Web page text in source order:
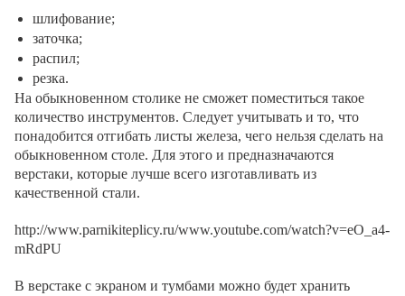
шлифование;
заточка;
распил;
резка.
На обыкновенном столике не сможет поместиться такое
количество инструментов. Следует учитывать и то, что
понадобится отгибать листы железа, чего нельзя сделать на
обыкновенном столе. Для этого и предназначаются
верстаки, которые лучше всего изготавливать из
качественной стали.
http://www.parnikiteplicy.ru/www.youtube.com/watch?v=eO_a4-
mRdPU
В верстаке с экраном и тумбами можно будет хранить